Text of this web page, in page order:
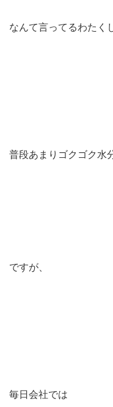
なんて言ってるわたく
普段あまりゴクゴク水
ですが、
毎日会社では